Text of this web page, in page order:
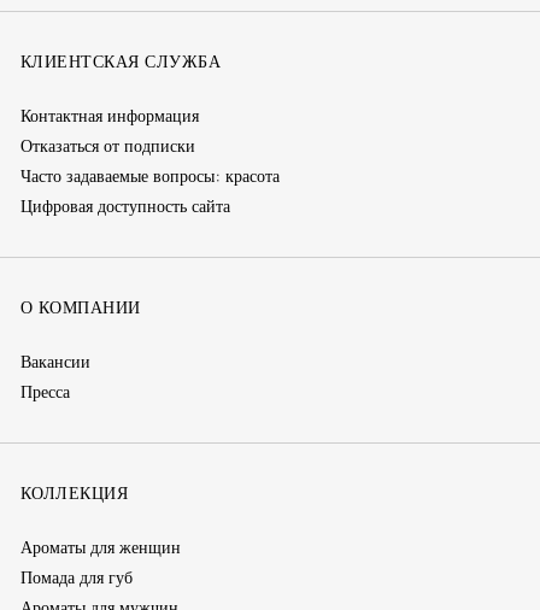
окно)
КЛИЕНТСКАЯ СЛУЖБА
Контактная информация
Отказаться от подписки
Часто задаваемые вопросы: красота
Цифровая доступность сайта
О КОМПАНИИ
Вакансии
Пресса
КОЛЛЕКЦИЯ
Ароматы для женщин
Помада для губ